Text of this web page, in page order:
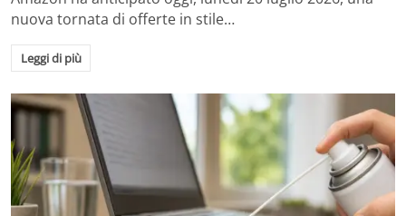
nuova tornata di offerte in stile…
Leggi di più